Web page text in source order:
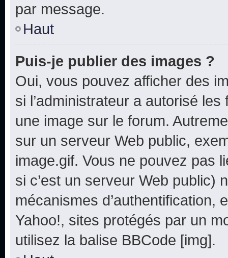
par message.
Haut
Puis-je publier des images ?
Oui, vous pouvez afficher des
si l’administrateur a autorisé
une image sur le forum.
sur un serveur Web public,
image.gif. Vous ne pouvez pas
si c’est un serveur Web public)
mécanismes d’authentification,
Yahoo!, sites protégés par un
utilisez la balise BBCode [img].